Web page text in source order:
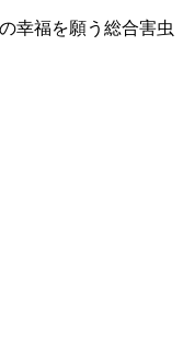
幸福を願う総合害虫